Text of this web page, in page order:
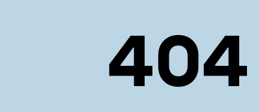
404